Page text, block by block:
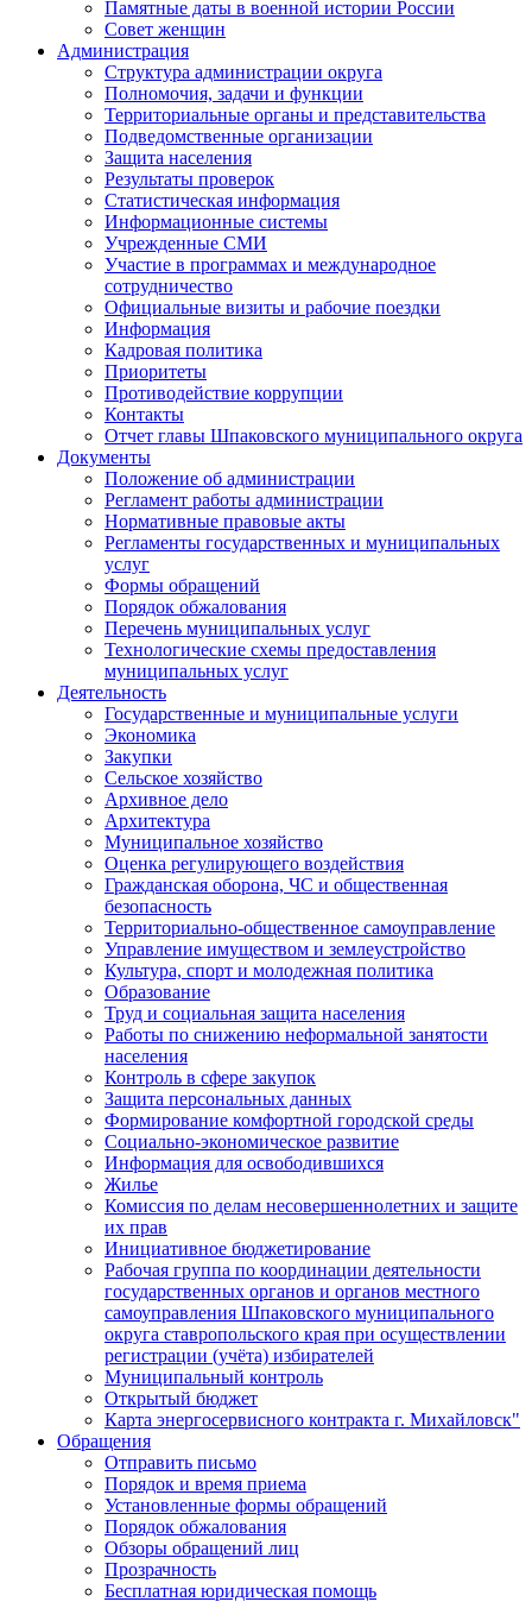
Памятные даты в военной истории России
Совет женщин
Администрация
Структура администрации округа
Полномочия, задачи и функции
Территориальные органы и представительства
Подведомственные организации
Защита населения
Результаты проверок
Статистическая информация
Информационные системы
Учрежденные СМИ
Участие в программах и международное
сотрудничество
Официальные визиты и рабочие поездки
Информация
Кадровая политика
Приоритеты
Противодействие коррупции
Контакты
Отчет главы Шпаковского муниципального округа
Документы
Положение об администрации
Регламент работы администрации
Нормативные правовые акты
Регламенты государственных и муниципальных
услуг
Формы обращений
Порядок обжалования
Перечень муниципальных услуг
Технологические схемы предоставления
муниципальных услуг
Деятельность
Государственные и муниципальные услуги
Экономика
Закупки
Сельское хозяйство
Архивное дело
Архитектура
Муниципальное хозяйство
Оценка регулирующего воздействия
Гражданская оборона, ЧС и общественная
безопасность
Территориально-общественное самоуправление
Управление имуществом и землеустройство
Культура, спорт и молодежная политика
Образование
Труд и социальная защита населения
Работы по снижению неформальной занятости
населения
Контроль в сфере закупок
Защита персональных данных
Формирование комфортной городской среды
Социально-экономическое развитие
Информация для освободившихся
Жилье
Комиссия по делам несовершеннолетних и защите
их прав
Инициативное бюджетирование
Рабочая группа по координации деятельности
государственных органов и органов местного
самоуправления Шпаковского муниципального
округа ставропольского края при осуществлении
регистрации (учёта) избирателей
Муниципальный контроль
Открытый бюджет
Карта энергосервисного контракта г. Михайловск"
Обращения
Отправить письмо
Порядок и время приема
Установленные формы обращений
Порядок обжалования
Обзоры обращений лиц
Прозрачность
Бесплатная юридическая помощь